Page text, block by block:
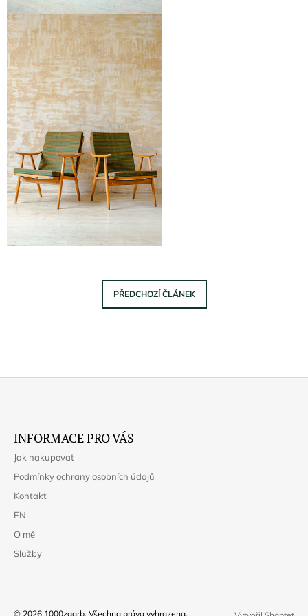
PŘEDCHOZÍ ČLÁNEK
INFORMACE PRO VÁS
Jak nakupovat
Podmínky ochrany osobních údajů
Kontakt
EN
O mě
Služby
© 2026 1000zgarb. Všechna práva vyhrazena.